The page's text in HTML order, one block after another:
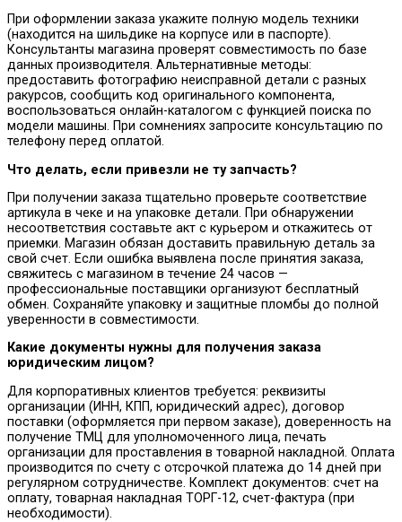
При оформлении заказа укажите полную модель техники
(находится на шильдике на корпусе или в паспорте).
Консультанты магазина проверят совместимость по базе
данных производителя. Альтернативные методы:
предоставить фотографию неисправной детали с разных
ракурсов, сообщить код оригинального компонента,
воспользоваться онлайн-каталогом с функцией поиска по
модели машины. При сомнениях запросите консультацию по
телефону перед оплатой.
Что делать, если привезли не ту запчасть?
При получении заказа тщательно проверьте соответствие
артикула в чеке и на упаковке детали. При обнаружении
несоответствия составьте акт с курьером и откажитесь от
приемки. Магазин обязан доставить правильную деталь за
свой счет. Если ошибка выявлена после принятия заказа,
свяжитесь с магазином в течение 24 часов —
профессиональные поставщики организуют бесплатный
обмен. Сохраняйте упаковку и защитные пломбы до полной
уверенности в совместимости.
Какие документы нужны для получения заказа
юридическим лицом?
Для корпоративных клиентов требуется: реквизиты
организации (ИНН, КПП, юридический адрес), договор
поставки (оформляется при первом заказе), доверенность на
получение ТМЦ для уполномоченного лица, печать
организации для проставления в товарной накладной. Оплата
производится по счету с отсрочкой платежа до 14 дней при
регулярном сотрудничестве. Комплект документов: счет на
оплату, товарная накладная ТОРГ-12, счет-фактура (при
необходимости).